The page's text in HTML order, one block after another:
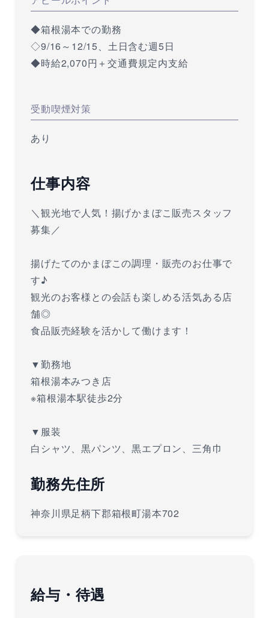
◆箱根湯本での勤務
◇9/16～12/15、土日含む週5日
◆時給2,070円＋交通費規定内支給
受動喫煙対策
あり
仕事内容
＼観光地で人気！揚げかまぼこ販売スタッフ
募集／
揚げたてのかまぼこの調理・販売のお仕事で
す♪
観光のお客様との会話も楽しめる活気ある店
舗◎
食品販売経験を活かして働けます！
▼勤務地
箱根湯本みつき店
※箱根湯本駅徒歩2分
▼服装
白シャツ、黒パンツ、黒エプロン、三角巾
勤務先住所
神奈川県足柄下郡箱根町湯本702
給与・待遇